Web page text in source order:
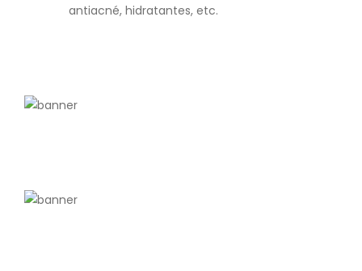
antiacné, hidratantes, etc.